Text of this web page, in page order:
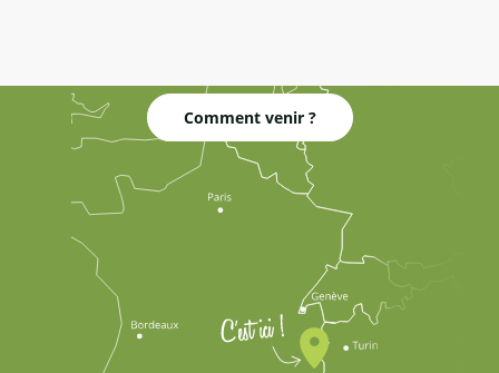
Comment venir ?